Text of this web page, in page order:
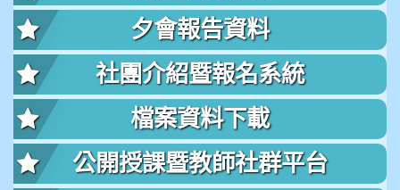
夕會報告資料
社團介紹暨報名系統
檔案資料下載
公開授課暨教師社群平台